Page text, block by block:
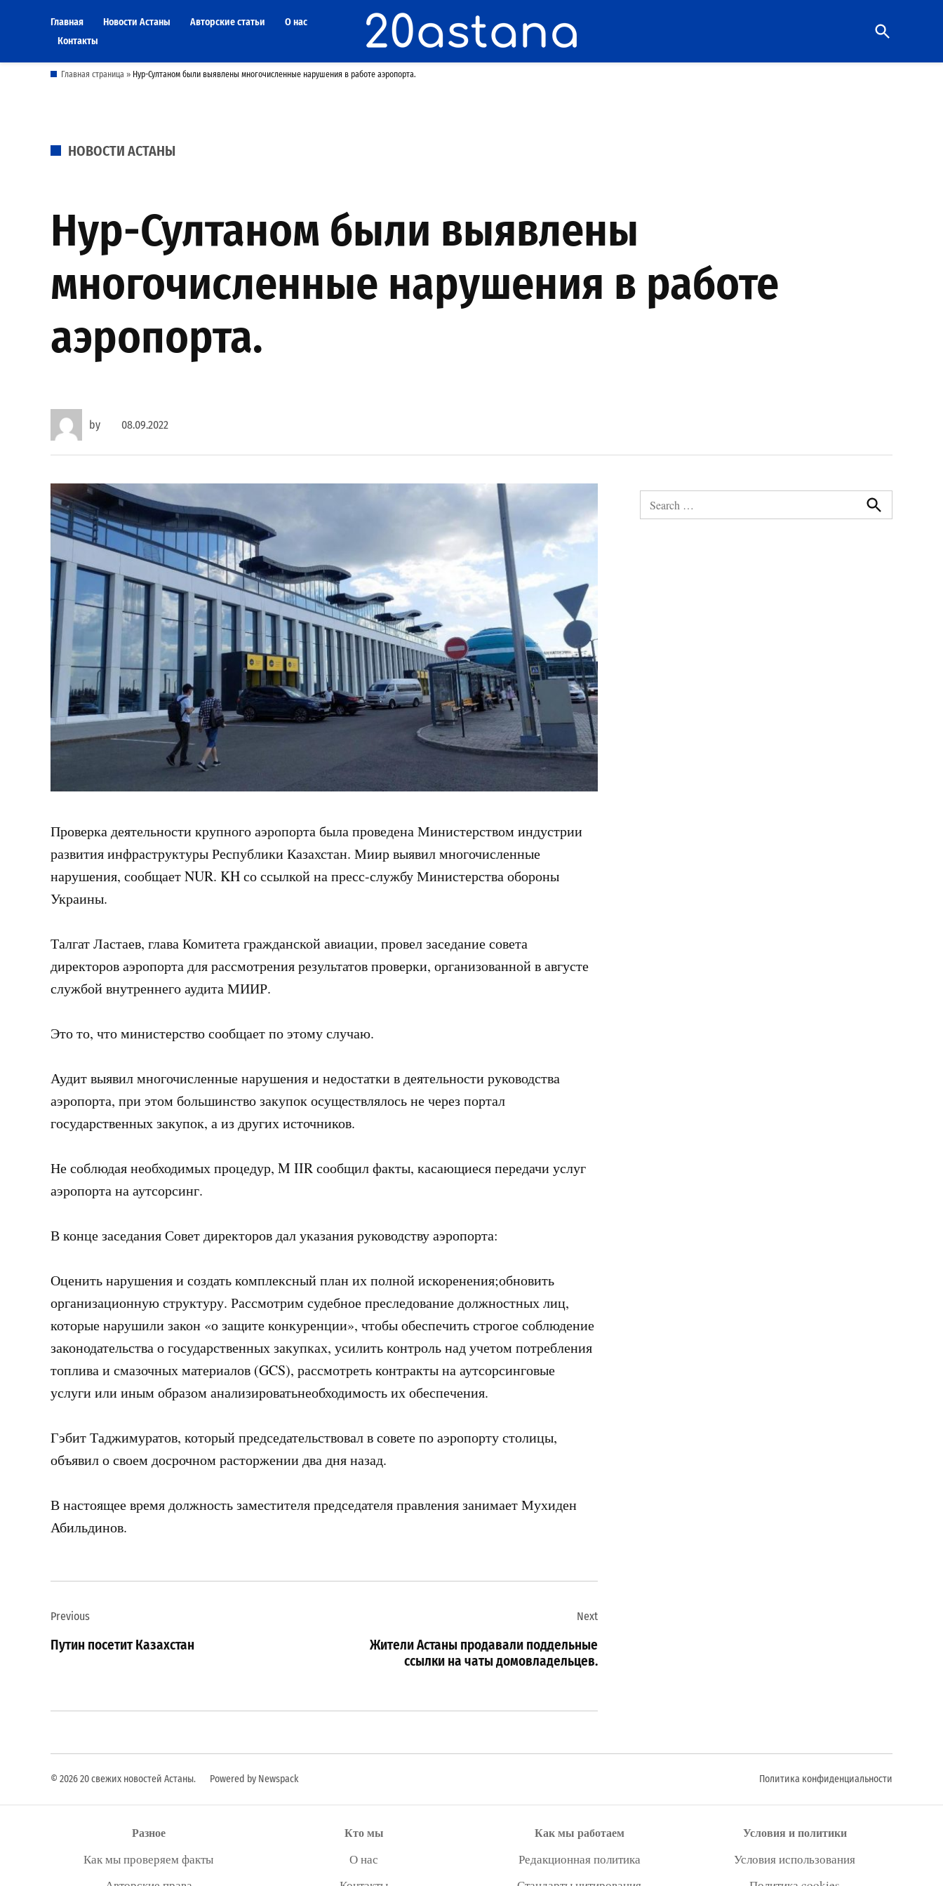
Главная Новости Астаны Авторские статьи
О нас
Контакты
Open
Search
Главная страница » Нур-Султаном были выявлены многочисленные нарушения в работе аэропорта.
POSTED
НОВОСТИ АСТАНЫ
Нур-Султаном были выявлены
многочисленные нарушения в работе
аэропорта.
by 08.09.2022
Проверка деятельности крупного аэропорта была проведена Министерством индустрии
развития инфраструктуры Республики Казахстан. Миир выявил многочисленные
нарушения, сообщает NUR. KH со ссылкой на пресс-службу Министерства обороны
Украины.
Талгат Ластаев, глава Комитета гражданской авиации, провел заседание совета
директоров аэропорта для рассмотрения результатов проверки, организованной в августе
службой внутреннего аудита МИИР.
Это то, что министерство сообщает по этому случаю.
Аудит выявил многочисленные нарушения и недостатки в деятельности руководства
аэропорта, при этом большинство закупок осуществлялось не через портал
государственных закупок, а из других источников.
Не соблюдая необходимых процедур, M IIR сообщил факты, касающиеся передачи услуг
аэропорта на аутсорсинг.
В конце заседания Совет директоров дал указания руководству аэропорта:
Оценить нарушения и создать комплексный план их полной искоренения;обновить
организационную структуру. Рассмотрим судебное преследование должностных лиц,
которые нарушили закон «о защите конкуренции», чтобы обеспечить строгое соблюдение
законодательства о государственных закупках, усилить контроль над учетом потребления
топлива и смазочных материалов (GCS), рассмотреть контракты на аутсорсинговые
услуги или иным образом анализироватьнеобходимость их обеспечения.
Гэбит Таджимуратов, который председательствовал в совете по аэропорту столицы,
объявил о своем досрочном расторжении два дня назад.
В настоящее время должность заместителя председателя правления занимает Мухиден
Абильдинов.
по
записям
Previous
Путин посетит Казахстан
Next
Жители Астаны продавали поддельные
ссылки на чаты домовладельцев.
Search
for:
Search
© 2026 20 свежих новостей Астаны. Powered by Newspack Политика конфиденциальности
Разное
Как мы проверяем факты
Кто мы
О нас
Как мы работаем
Редакционная политика
Условия и политики
Условия использования